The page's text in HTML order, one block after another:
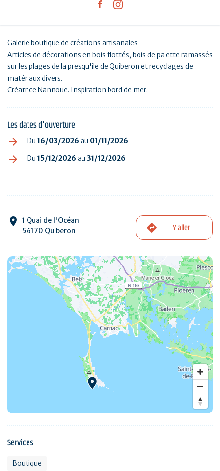
Galerie boutique de créations artisanales.
Articles de décorations en bois flottés, bois de palette ramassés
sur les plages de la presqu'ile de Quiberon et recyclages de
matériaux divers.
Créatrice Nannoue. Inspiration bord de mer.
Les dates d'ouverture
Du 16/03/2026 au 01/11/2026
Du 15/12/2026 au 31/12/2026
1 Quai de l'Océan
56170 Quiberon
Y aller
Services
Boutique